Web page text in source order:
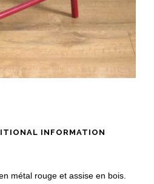
INFORMATION
métal rouge et assise en bois.